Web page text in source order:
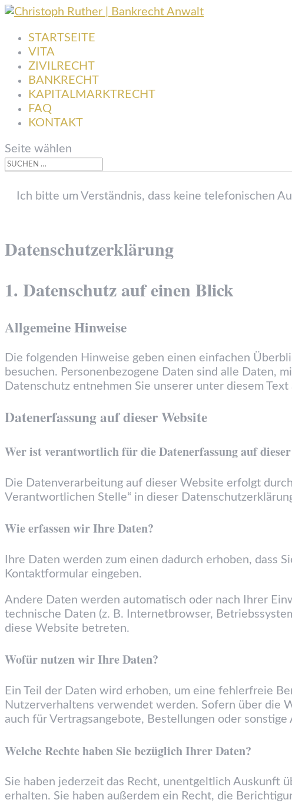
STARTSEITE
VITA
ZIVILRECHT
BANKRECHT
KAPITALMARKTRECHT
FAQ
KONTAKT
Seite wählen
Ich bitte um Verständnis, dass keine telefonischen
Datenschutz­erklärung
1. Datenschutz auf einen Blick
Allgemeine Hinweise
Die folgenden Hinweise geben einen einfachen
besuchen. Personenbezogene Daten sind alle Daten,
Datenschutz entnehmen Sie unserer unter diesem
Datenerfassung auf dieser Website
Wer ist verantwortlich für die Datenerfassung auf
Die Datenverarbeitung auf dieser Website erfolgt
Verantwortlichen Stelle“ in dieser
Wie erfassen wir Ihre Daten?
Ihre Daten werden zum einen dadurch erhoben, dass
Kontaktformular eingeben.
Andere Daten werden automatisch oder nach Ihrer
technische Daten (z. B. Internetbrowser,
diese Website betreten.
Wofür nutzen wir Ihre Daten?
Ein Teil der Daten wird erhoben, um eine fehlerfreie
Nutzerverhaltens verwendet werden. Sofern über die
auch für Vertragsangebote, Bestellungen oder
Welche Rechte haben Sie bezüglich Ihrer Daten?
Sie haben jederzeit das Recht, unentgeltlich Auskunft
erhalten. Sie haben außerdem ein Recht, die